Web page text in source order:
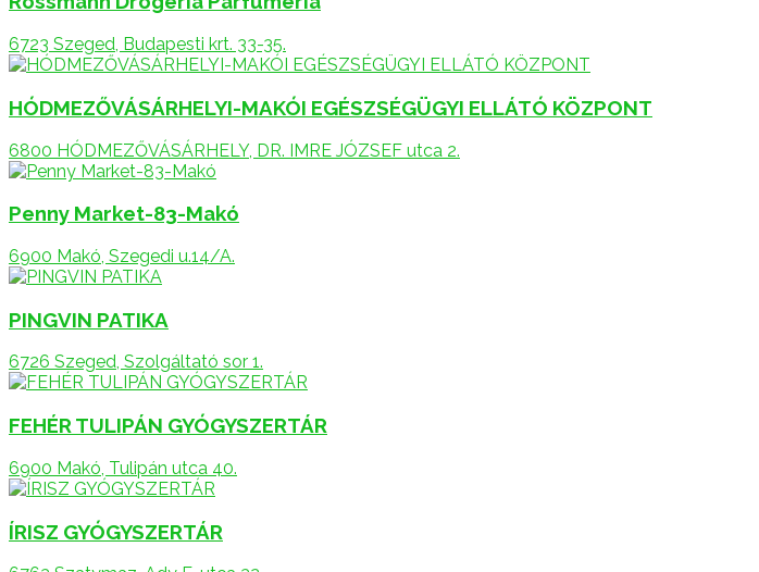
6723 Szeged, Budapesti krt. 33-35.
HÓDMEZŐVÁSÁRHELYI-MAKÓI EGÉSZSÉGÜGYI ELLÁTÓ KÖZPONT
6800 HÓDMEZŐVÁSÁRHELY, DR. IMRE JÓZSEF utca 2.
Penny Market-83-Makó
6900 Makó, Szegedi u.14/A.
PINGVIN PATIKA
6726 Szeged, Szolgáltató sor 1.
FEHÉR TULIPÁN GYÓGYSZERTÁR
6900 Makó, Tulipán utca 40.
ÍRISZ GYÓGYSZERTÁR